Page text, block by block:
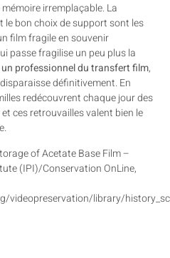
irremplaçable. La
bon choix de support sont les
film fragile en souvenir
passe fragilise un peu plus la
professionnel du transfert film,
définitivement. En
redécouvrent chaque jour des
ces retrouvailles valent bien le
of Acetate Base Film –
(IPI)/Conservation OnLine,
videopreservation/library/